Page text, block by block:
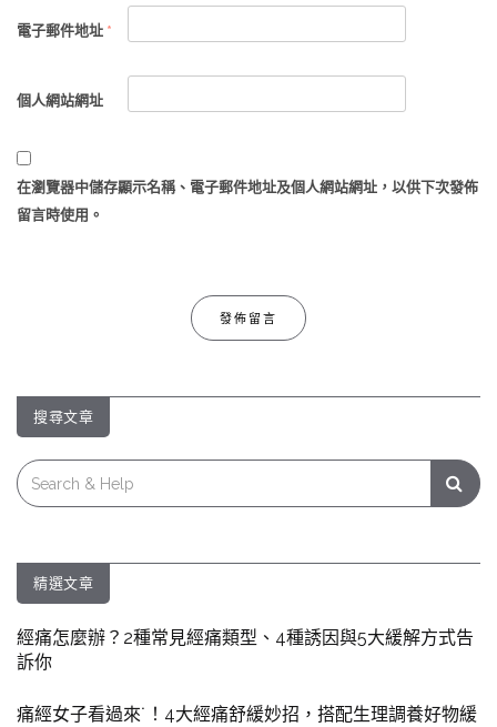
電子郵件地址 *
個人網站網址
在瀏覽器中儲存顯示名稱、電子郵件地址及個人網站網址，以供下次發佈
留言時使用。
搜尋文章
Search
for:
精選文章
經痛怎麼辦？2種常見經痛類型、4種誘因與5大緩解方式告
訴你
痛經女子看過來˙！4大經痛舒緩妙招，搭配生理調養好物緩